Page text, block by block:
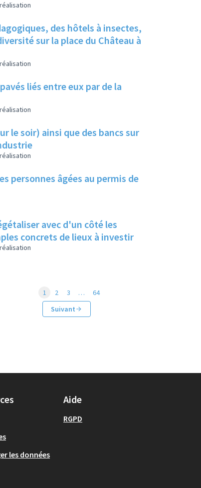
des hôtels à insectes,
sur la place du Château à
liés entre eux par de la
le soir) ainsi que des bancs sur
personnes âgées au permis de
avec d'un côté les
concrets de lieux à investir
1 2 3 …
64
Suivant
les données
Aide
RGPD